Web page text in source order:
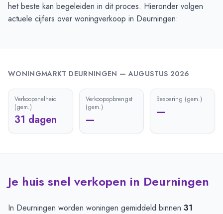
het beste kan begeleiden in dit proces. Hieronder volgen
actuele cijfers over woningverkoop in Deurningen:
WONINGMARKT DEURNINGEN —AUGUSTUS 2026
Verkoopsnelheid
(gem.)
31 dagen
Verkoopopbrengst
(gem.)
—
Besparing (gem.)
—
Je huis snel verkopen in Deurningen
In Deurningen worden woningen gemiddeld binnen 31